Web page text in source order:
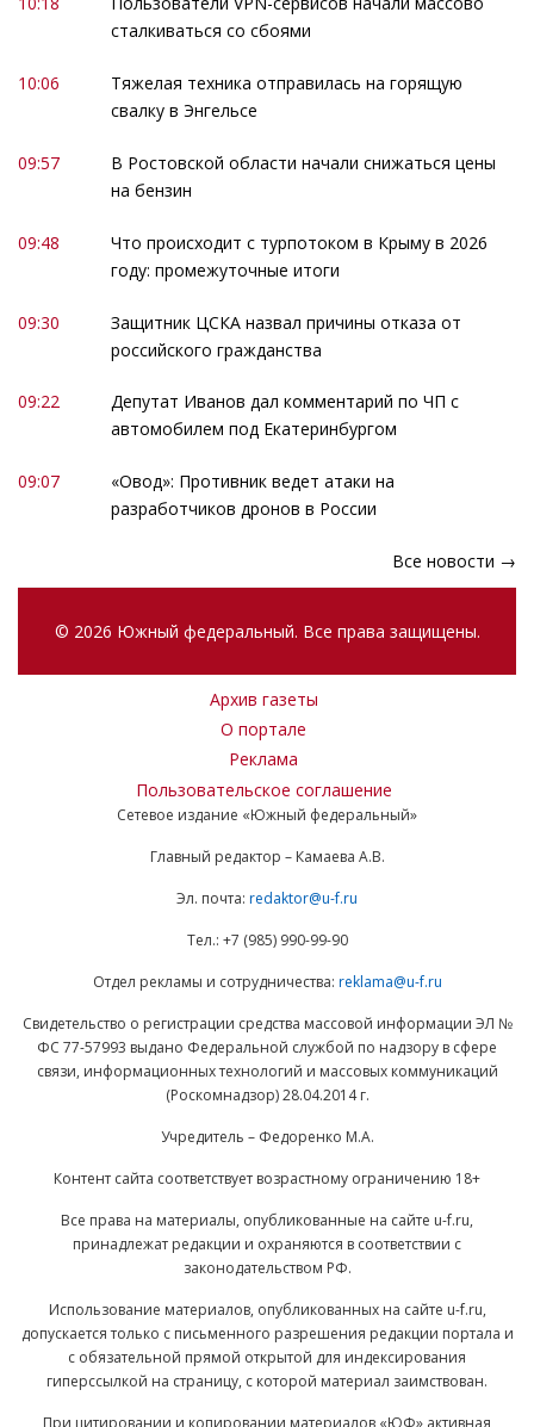
сталкиваться со сбоями
10:06
Тяжелая техника отправилась на горящую
свалку в Энгельсе
09:57
В Ростовской области начали снижаться цены
на бензин
09:48
Что происходит с турпотоком в Крыму в 2026
году: промежуточные итоги
09:30
Защитник ЦСКА назвал причины отказа от
российского гражданства
09:22
Депутат Иванов дал комментарий по ЧП с
автомобилем под Екатеринбургом
09:07
«Овод»: Противник ведет атаки на
разработчиков дронов в России
Все новости →
© 2026 Южный федеральный. Все права защищены.
Архив газеты
О портале
Реклама
Пользовательское соглашение
Сетевое издание «Южный федеральный»
Главный редактор – Камаева А.В.
Эл. почта: redaktor@u-f.ru
Тел.: +7 (985) 990-99-90
Отдел рекламы и сотрудничества: reklama@u-f.ru
Свидетельство о регистрации средства массовой информации ЭЛ №
ФС 77-57993 выдано Федеральной службой по надзору в сфере
связи, информационных технологий и массовых коммуникаций
(Роскомнадзор) 28.04.2014 г.
Учредитель – Федоренко М.А.
Контент сайта соответствует возрастному ограничению 18+
Все права на материалы, опубликованные на сайте u-f.ru,
принадлежат редакции и охраняются в соответствии с
законодательством РФ.
Использование материалов, опубликованных на сайте u-f.ru,
допускается только с письменного разрешения редакции портала и
с обязательной прямой открытой для индексирования
гиперссылкой на страницу, с которой материал заимствован.
При цитировании и копировании материалов «ЮФ» активная